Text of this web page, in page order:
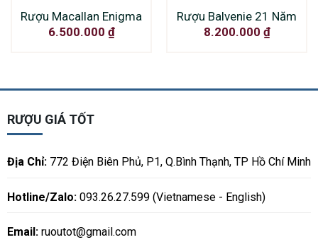
Rượu Macallan Enigma
6.500.000 ₫
Rượu Balvenie 21 Năm
8.200.000 ₫
RƯỢU GIÁ TỐT
Địa Chỉ:772 Điện Biên Phủ, P1, Q.Bình Thạnh, TP Hồ Chí Minh
Hotline/Zalo:093.26.27.599 (Vietnamese - English)
Email: ruoutot@gmail.com